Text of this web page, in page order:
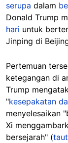
serupa dalam
Donald Trump
hari untuk
Jinping di
Pertemuan
ketegangan di
Trump
"kesepakatan
menyelesaikan
Xi
bersejarah" (